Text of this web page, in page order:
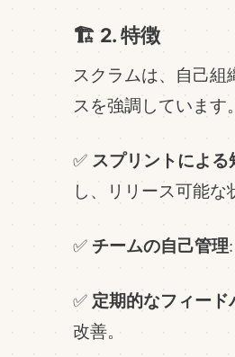
🏗️ 2. 特徴
スクラムは、自己
スを強調しています。
✅ スプリントによ
し、リリース可能な
✅ チームの自己管理
✅ 定期的なフィード
改善。